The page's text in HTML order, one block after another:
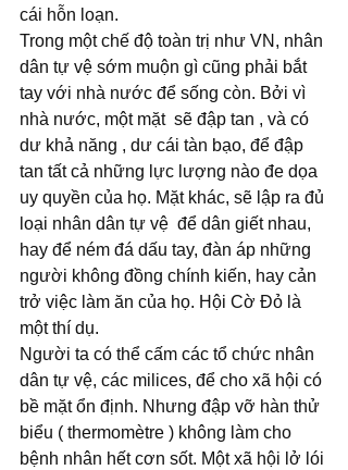
cái hỗn loạn.
Trong một chế độ toàn trị như VN, nhân
dân tự vệ sớm muộn gì cũng phải bắt
tay với nhà nước để sống còn. Bởi vì
nhà nước, một mặt  sẽ đập tan , và có
dư khả năng , dư cái tàn bạo, để đập
tan tất cả những lực lượng nào đe dọa
uy quyền của họ. Mặt khác, sẽ lập ra đủ
loại nhân dân tự vệ  để dân giết nhau,
hay để ném đá dấu tay, đàn áp những
người không đồng chính kiến, hay cản
trở việc làm ăn của họ. Hội Cờ Đỏ là
một thí dụ.
Người ta có thể cấm các tổ chức nhân
dân tự vệ, các milices, để cho xã hội có
bề mặt ổn định. Nhưng đập vỡ hàn thử
biểu ( thermomètre ) không làm cho
bệnh nhân hết cơn sốt. Một xã hội lở lói